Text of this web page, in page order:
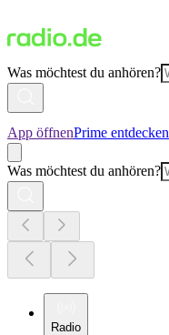
Was möchtest du anhören?
App öffnenPrime entdecken
Was möchtest du anhören?
Radio